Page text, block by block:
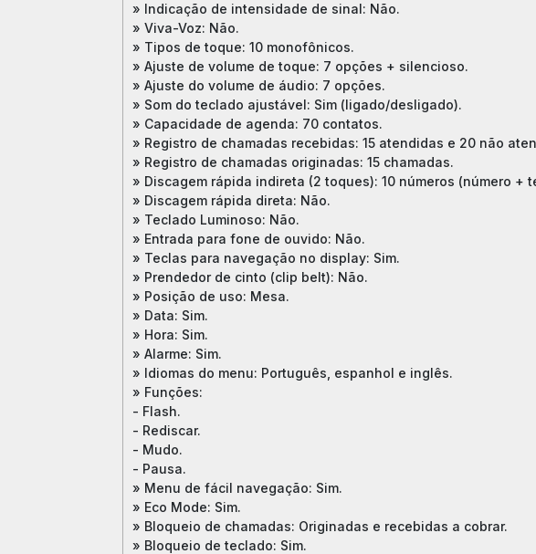
» Indicação de intensidade de sinal: Não.
» Viva-Voz: Não.
» Tipos de toque: 10 monofônicos.
» Ajuste de volume de toque: 7 opções + silencioso.
» Ajuste do volume de áudio: 7 opções.
» Som do teclado ajustável: Sim (ligado/desligado).
» Capacidade de agenda: 70 contatos.
» Registro de chamadas recebidas: 15 atendidas e 20 não
» Registro de chamadas originadas: 15 chamadas.
» Discagem rápida indireta (2 toques): 10 números (número +
» Discagem rápida direta: Não.
» Teclado Luminoso: Não.
» Entrada para fone de ouvido: Não.
» Teclas para navegação no display: Sim.
» Prendedor de cinto (clip belt): Não.
» Posição de uso: Mesa.
» Data: Sim.
» Hora: Sim.
» Alarme: Sim.
» Idiomas do menu: Português, espanhol e inglês.
» Funções:
- Flash.
- Rediscar.
- Mudo.
- Pausa.
» Menu de fácil navegação: Sim.
» Eco Mode: Sim.
» Bloqueio de chamadas: Originadas e recebidas a cobrar.
» Bloqueio de teclado: Sim.